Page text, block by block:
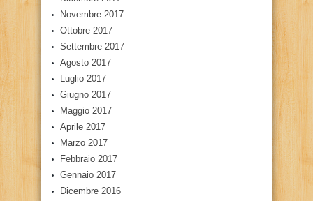
Novembre 2017
Ottobre 2017
Settembre 2017
Agosto 2017
Luglio 2017
Giugno 2017
Maggio 2017
Aprile 2017
Marzo 2017
Febbraio 2017
Gennaio 2017
Dicembre 2016